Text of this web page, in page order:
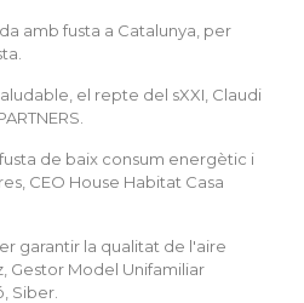
amb fusta a Catalunya, per
el repte del sXXI, Claudi
de baix consum energètic i
CEO House Habitat Casa
garantir la qualitat de l'aire
Gestor Model Unifamiliar
Siber.